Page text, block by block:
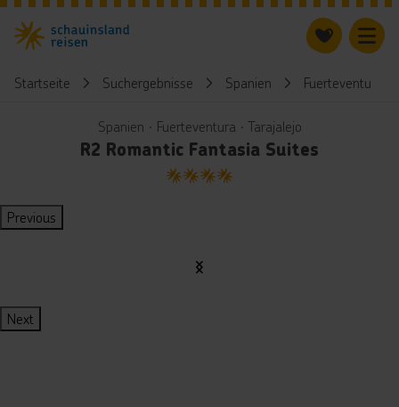
Startseite Suchergebnisse Spanien Fuerteventura
Spanien ∙ Fuerteventura ∙ Tarajalejo
R2 Romantic Fantasia Suites
4
Previous
Next